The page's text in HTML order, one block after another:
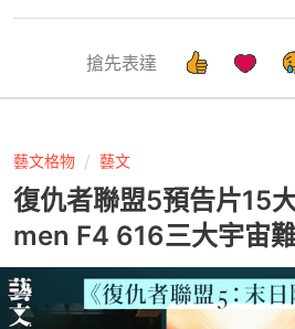
搶先表達
藝文格物 藝文
復仇者聯盟5預告片15
men F4 616三大宇宙